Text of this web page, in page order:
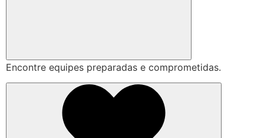
Encontre equipes preparadas e comprometidas.